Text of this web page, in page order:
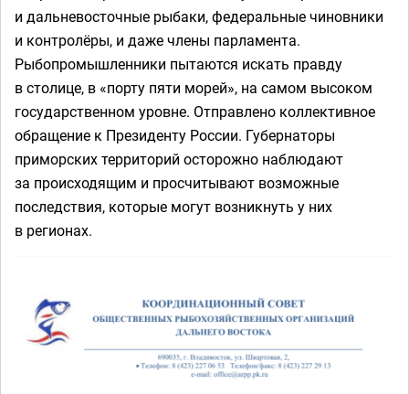
и дальневосточные рыбаки, федеральные чиновники
и контролёры, и даже члены парламента.
Рыбопромышленники пытаются искать правду
в столице, в «порту пяти морей», на самом высоком
государственном уровне. Отправлено коллективное
обращение к Президенту России. Губернаторы
приморских территорий осторожно наблюдают
за происходящим и просчитывают возможные
последствия, которые могут возникнуть у них
в регионах.